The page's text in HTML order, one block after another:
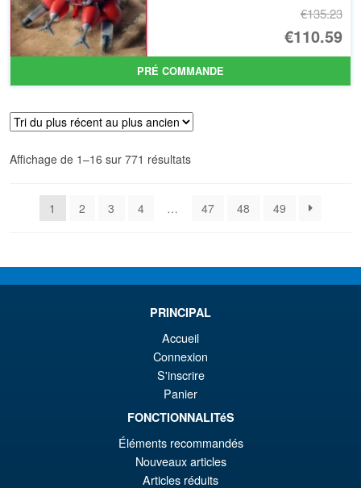
€135.23
Le
€110.59
Le
PRÉ COMMANDE
Affichage de 1–16 sur 771 résultatsTrié
récent
ancien
1 2 3 4 … 47 48 49
PRINCIPAL
Accueil
Connexion
S'inscrire
Panier
FONCTIONNALITéS
Éléments recommandés
Nouveaux articles
Articles réduits